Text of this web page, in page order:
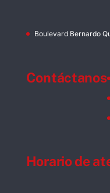
Boulevard Bernardo
Contáctanos
Horario de